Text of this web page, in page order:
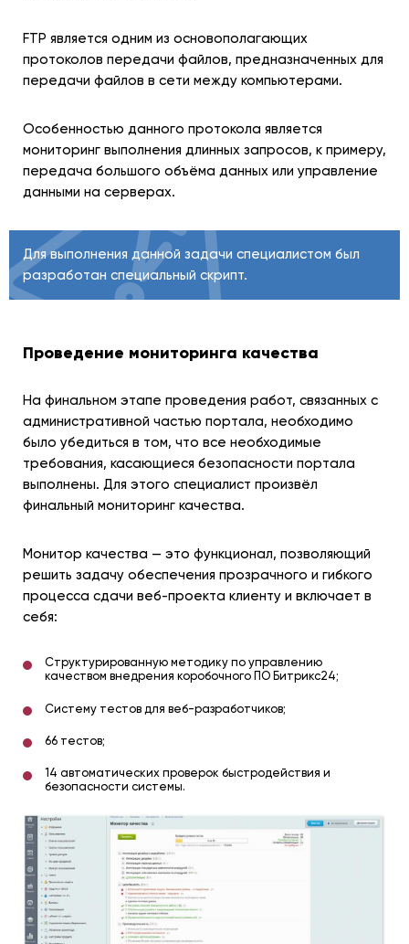
FTP является одним из основополагающих
протоколов передачи файлов, предназначенных для
передачи файлов в сети между компьютерами.
Особенностью данного протокола является
мониторинг выполнения длинных запросов, к примеру,
передача большого объёма данных или управление
данными на серверах.
Для выполнения данной задачи специалистом был
разработан специальный скрипт.
Проведение мониторинга качества
На финальном этапе проведения работ, связанных с
административной частью портала, необходимо
было убедиться в том, что все необходимые
требования, касающиеся безопасности портала
выполнены. Для этого специалист произвёл
финальный мониторинг качества.
Монитор качества — это функционал, позволяющий
решить задачу обеспечения прозрачного и гибкого
процесса сдачи веб-проекта клиенту и включает в
себя:
Структурированную методику по управлению
качеством внедрения коробочного ПО Битрикс24;
Систему тестов для веб-разработчиков;
66 тестов;
14 автоматических проверок быстродействия и
безопасности системы.